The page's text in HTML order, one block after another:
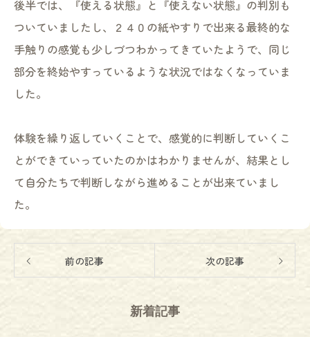
後半では、『使える状態』と『使えない状態』の判別も
ついていましたし、２４０の紙やすりで出来る最終的な
手触りの感覚も少しづつわかってきていたようで、同じ
部分を終始やすっているような状況ではなくなっていま
した。
体験を繰り返していくことで、感覚的に判断していくこ
とができていっていたのかはわかりませんが、結果とし
て自分たちで判断しながら進めることが出来ていまし
た。
前の記事 次の記事
新着記事